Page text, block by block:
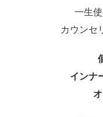
一生
カウンセ
インナ